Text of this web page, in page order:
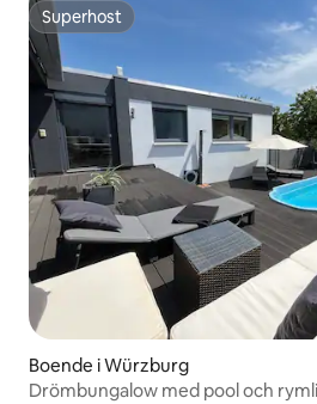
Superhost
Superhost
Boende i Würzburg
Drömbungalow med pool och